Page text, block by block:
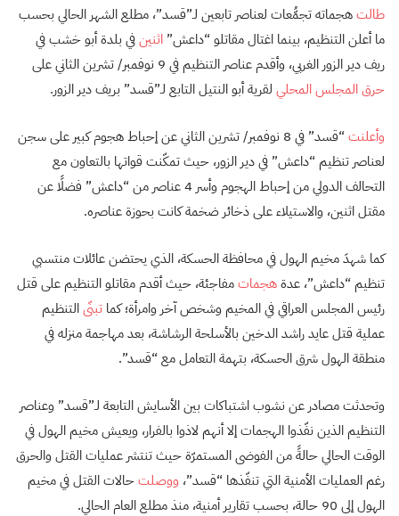
طالتهجماته تجمُّعات لعناصر تابعين لـ”قسد”، مطلع الشهر الحالي بحسب
ما أعلن التنظيم، بينما اغتال مقاتلو “داعش” اثنينفي بلدة أبو خشب في
ريف دير الزور الغربي، وأقدم عناصر التنظيم في 9 نوفمبر/ تشرين الثاني على
حرق المجلس المحلي لقرية أبو النتيل التابع لـ”قسد” بريف دير الزور.
وأعلنت
“قسد” في 8 نوفمبر/ تشرين الثاني عن إحباط هجوم كبير على سجن
لعناصر تنظيم “داعش” في دير الزور، حيث تمكّنت قواتها بالتعاون مع
التحالف الدولي من إحباط الهجوم وأسر 4 عناصر من “داعش” فضلًا عن
مقتل اثنين، والاستيلاء على ذخائر ضخمة كانت بحوزة عناصره.
كما شهدَ مخيم الهول في محافظة الحسكة، الذي يحتضن عائلات منتسبي
تنظيم “داعش”، عدةهجماتمفاجئة، حيث أقدم مقاتلو التنظيم على قتل
رئيس المجلس العراقي في المخيم وشخص آخر وامرأة؛ كما تبنّىالتنظيم
عملية قتل عايد راشد الدخين بالأسلحة الرشاشة، بعد مهاجمة منزله في
منطقة الهول شرق الحسكة، بتهمة التعامل مع “قسد”.
وتحدثت مصادر عن نشوب اشتباكات بين الأسايش التابعة لـ”قسد” وعناصر
التنظيم الذين نفّذوا الهجمات إلا أنهم لاذوا بالفرار، ويعيش مخيم الهول في
الوقت الحالي حالةً من الفوضى المستمرّة حيث تنتشر عمليات القتل والحرق
رغم العمليات الأمنية التي تنفّذها “قسد”، ووصلتحالات القتل في مخيم
الهول إلى 90 حالة، بحسب تقارير أمنية، منذ مطلع العام الحالي.